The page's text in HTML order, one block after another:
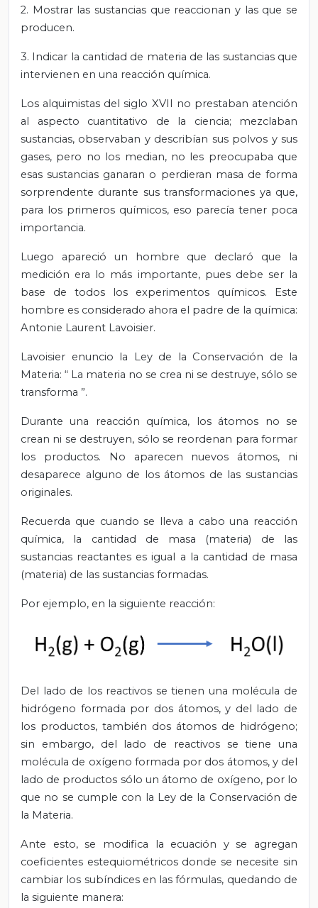
2. Mostrar las sustancias que reaccionan y las que se
producen.
3. Indicar la cantidad de materia de las sustancias que
intervienen en una reacción química.
Los alquimistas del siglo XVII no prestaban atención
al aspecto cuantitativo de la ciencia; mezclaban
sustancias, observaban y describían sus polvos y sus
gases, pero no los median, no les preocupaba que
esas sustancias ganaran o perdieran masa de forma
sorprendente durante sus transformaciones ya que,
para los primeros químicos, eso parecía tener poca
importancia.
Luego apareció un hombre que declaró que la
medición era lo más importante, pues debe ser la
base de todos los experimentos químicos. Este
hombre es considerado ahora el padre de la química:
Antonie Laurent Lavoisier.
Lavoisier enuncio la Ley de la Conservación de la
Materia: “ La materia no se crea ni se destruye, sólo se
transforma ”.
Durante una reacción química, los átomos no se
crean ni se destruyen, sólo se reordenan para formar
los productos. No aparecen nuevos átomos, ni
desaparece alguno de los átomos de las sustancias
originales.
Recuerda que cuando se lleva a cabo una reacción
química, la cantidad de masa (materia) de las
sustancias reactantes es igual a la cantidad de masa
(materia) de las sustancias formadas.
Por ejemplo, en la siguiente reacción:
Del lado de los reactivos se tienen una molécula de
hidrógeno formada por dos átomos, y del lado de
los productos, también dos átomos de hidrógeno;
sin embargo, del lado de reactivos se tiene una
molécula de oxígeno formada por dos átomos, y del
lado de productos sólo un átomo de oxígeno, por lo
que no se cumple con la Ley de la Conservación de
la Materia.
Ante esto, se modifica la ecuación y se agregan
coeficientes estequiométricos donde se necesite sin
cambiar los subíndices en las fórmulas, quedando de
la siguiente manera: